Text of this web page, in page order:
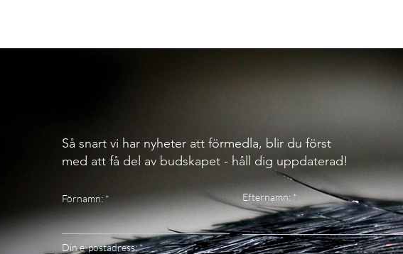
Så snart vi har nyheter att förmedla, blir du först
med att få del av budskapet - håll dig uppdaterad!
Efternamn:
Din e-postadress:
Förnamn: